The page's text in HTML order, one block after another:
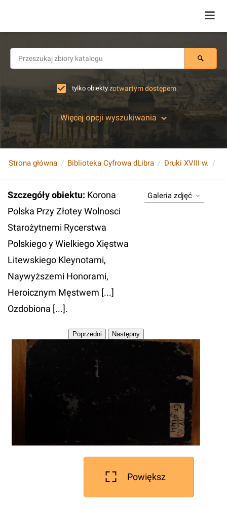
tylko obiekty zotwartym dostępem
Więcej opcji wyszukiwania
Strona główna Biblioteka Cyfrowa dLibra Druki XVIII w.
Szczegóły obiektu: Korona
Polska Przy Złotey Wolnosci
Starożytnemi Rycerstwa
Polskiego y Wielkiego Xięstwa
Litewskiego Kleynotami,
Naywyższemi Honorami,
Heroicznym Męstwem [...]
Ozdobiona [...].
Galeria zdjęć
Powiększ